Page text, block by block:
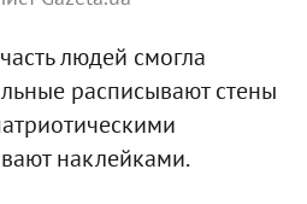
людей смогла
расписывают стены
наклейками.